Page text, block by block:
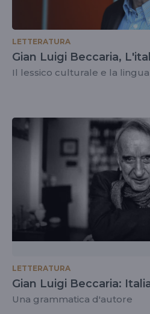
LETTERATURA
Gian Luigi Beccaria,
Il lessico culturale e la
LETTERATURA
Gian Luigi Beccaria:
Una grammatica d'autore